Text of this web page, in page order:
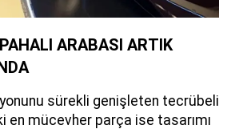
ARABASI ARTIK
sürekli genişleten tecrübeli
en mücevher parça ise tasarımı